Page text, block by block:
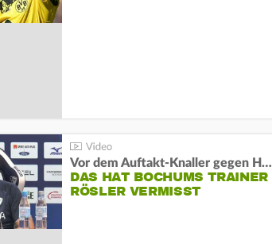
Vor dem Auftakt-Knaller gegen Hertha:
DAS HAT BOCHUMS TRAINER
RÖSLER VERMISST